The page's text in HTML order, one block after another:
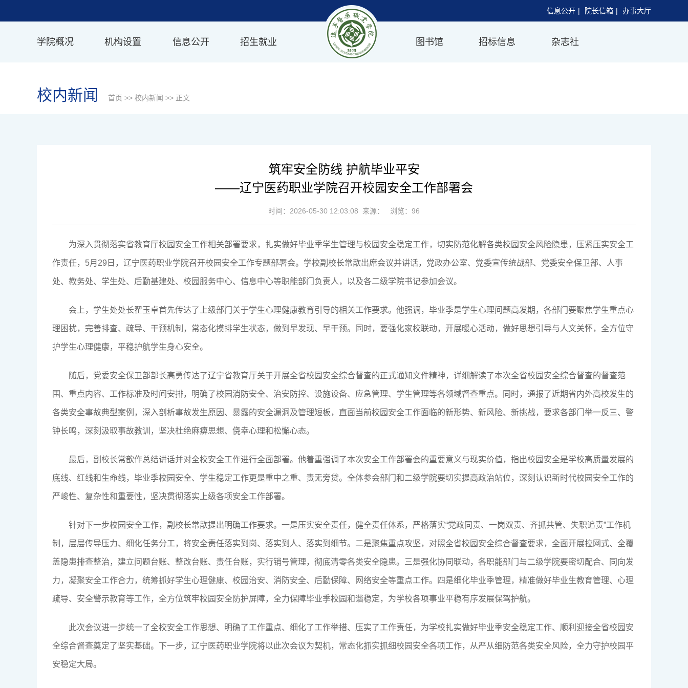
信息公开 | 院长信箱 | 办事大厅
学院概况 机构设置 信息公开 招生就业 图书馆 招标信息 杂志社
校内新闻 首页 >> 校内新闻 >> 正文
筑牢安全防线 护航毕业平安
——辽宁医药职业学院召开校园安全工作部署会
时间：2026-05-30 12:03:08 来源： 浏览： 96
为深入贯彻落实省教育厅校园安全工作相关部署要求，扎实做好毕业季学生管理与校园安全稳定工作，切实防范化解各类校园安全风险隐患，压紧压实安全工
作责任，5月29日，辽宁医药职业学院召开校园安全工作专题部署会。学校副校长常歆出席会议并讲话，党政办公室、党委宣传统战部、党委安全保卫部、人事
处、教务处、学生处、后勤基建处、校园服务中心、信息中心等职能部门负责人，以及各二级学院书记参加会议。
会上，学生处处长翟玉卓首先传达了上级部门关于学生心理健康教育引导的相关工作要求。他强调，毕业季是学生心理问题高发期，各部门要聚焦学生重点心
理困扰，完善排查、疏导、干预机制，常态化摸排学生状态，做到早发现、早干预。同时，要强化家校联动，开展暖心活动，做好思想引导与人文关怀，全方位守
护学生心理健康，平稳护航学生身心安全。
随后，党委安全保卫部部长高勇传达了辽宁省教育厅关于开展全省校园安全综合督查的正式通知文件精神，详细解读了本次全省校园安全综合督查的督查范
围、重点内容、工作标准及时间安排，明确了校园消防安全、治安防控、设施设备、应急管理、学生管理等各领域督查重点。同时，通报了近期省内外高校发生的
各类安全事故典型案例，深入剖析事故发生原因、暴露的安全漏洞及管理短板，直面当前校园安全工作面临的新形势、新风险、新挑战，要求各部门举一反三、警
钟长鸣，深刻汲取事故教训，坚决杜绝麻痹思想、侥幸心理和松懈心态。
最后，副校长常歆作总结讲话并对全校安全工作进行全面部署。他着重强调了本次安全工作部署会的重要意义与现实价值，指出校园安全是学校高质量发展的
底线、红线和生命线，毕业季校园安全、学生稳定工作更是重中之重、责无旁贷。全体参会部门和二级学院要切实提高政治站位，深刻认识新时代校园安全工作的
严峻性、复杂性和重要性，坚决贯彻落实上级各项安全工作部署。
针对下一步校园安全工作，副校长常歆提出明确工作要求。一是压实安全责任，健全责任体系，严格落实“党政同责、一岗双责、齐抓共管、失职追责”工作机
制，层层传导压力、细化任务分工，将安全责任落实到岗、落实到人、落实到细节。二是聚焦重点攻坚，对照全省校园安全综合督查要求，全面开展拉网式、全覆
盖隐患排查整治，建立问题台账、整改台账、责任台账，实行销号管理，彻底清零各类安全隐患。三是强化协同联动，各职能部门与二级学院要密切配合、同向发
力，凝聚安全工作合力，统筹抓好学生心理健康、校园治安、消防安全、后勤保障、网络安全等重点工作。四是细化毕业季管理，精准做好毕业生教育管理、心理
疏导、安全警示教育等工作，全方位筑牢校园安全防护屏障，全力保障毕业季校园和谐稳定，为学校各项事业平稳有序发展保驾护航。
此次会议进一步统一了全校安全工作思想、明确了工作重点、细化了工作举措、压实了工作责任，为学校扎实做好毕业季安全稳定工作、顺利迎接全省校园安
全综合督查奠定了坚实基础。下一步，辽宁医药职业学院将以此次会议为契机，常态化抓实抓细校园安全各项工作，从严从细防范各类安全风险，全力守护校园平
安稳定大局。